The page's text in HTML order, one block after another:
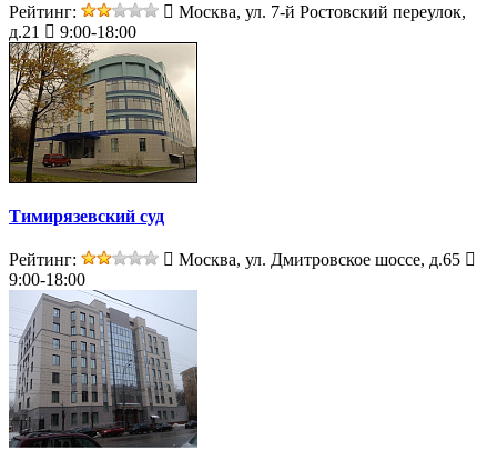
Рейтинг:
Москва, ул. 7-й Ростовский переулок,
д.21
9:00-18:00
Тимирязевский суд
Рейтинг:
Москва, ул. Дмитровское шоссе, д.65
9:00-18:00